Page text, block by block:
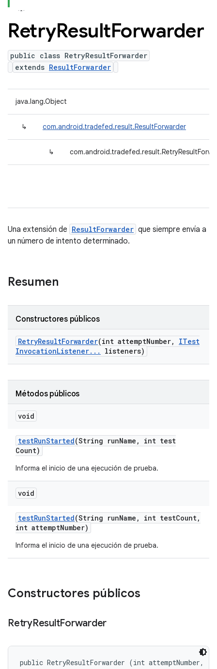
RetryResultForwarder
public class RetryResultForwarder
extends ResultForwarder
java.lang.Object
↳ com.android.tradefed.result.ResultForwarder
↳
Una extensión de ResultForwarder que siempre envía a
un número de intento determinado.
Resumen
Constructores públicos
RetryResultForwarder(int attemptNumber,
ITest
InvocationListener. . . listeners)
Métodos públicos
void
testRunStarted(String runName ,
int test
Count)
Informa el inicio de una ejecución de prueba.
void
testRunStarted(String runName , int testCount,
int attemptNumber)
Informa el inicio de una ejecución de prueba.
Constructores públicos
RetryResultForwarder
public RetryResultForwarder (int attemptNumber,